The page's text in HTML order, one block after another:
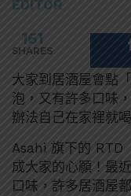
EDITOR
161
SHARES
大家到居酒屋會點
泡，又有許多口味
辦法自己在家裡就
Asahi 旗下的 RTD
成大家的心願！最
口味，許多居酒屋